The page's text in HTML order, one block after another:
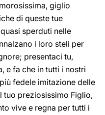
giglio
di queste tue
sperduti nelle
i loro steli per
presentaci tu,
e fa che in tutti i nostri
fedele imitazione delle
tuo preziosissimo Figlio,
vive e regna per tutti i